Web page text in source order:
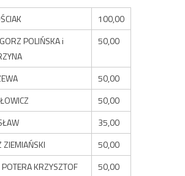
100,00
POLIŃSKA i
50,00
50,00
50,00
35,00
ZIEMIAŃSKI
50,00
KRZYSZTOF
50,00